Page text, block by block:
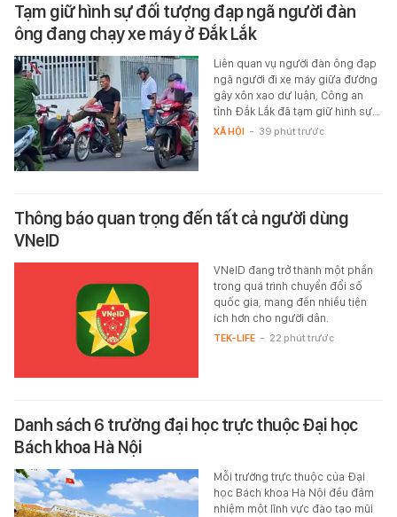
Tạm giữ hình sự đối tượng đạp ngã người đàn
ông đang chạy xe máy ở Đắk Lắk
Liên quan vụ người đàn ông đạp
ngã người đi xe máy giữa đường
gây xôn xao dư luận, Công an
tỉnh Đắk Lắk đã tạm giữ hình sự…
XÃ HỘI - 39 phút trước
Thông báo quan trọng đến tất cả người dùng
VNeID
VNeID đang trở thành một phần
trong quá trình chuyển đổi số
quốc gia, mang đến nhiều tiện
ích hơn cho người dân.
TEK-LIFE - 22 phút trước
Danh sách 6 trường đại học trực thuộc Đại học
Bách khoa Hà Nội
Mỗi trường trực thuộc của Đại
học Bách khoa Hà Nội đều đảm
nhiệm một lĩnh vực đào tạo mũi